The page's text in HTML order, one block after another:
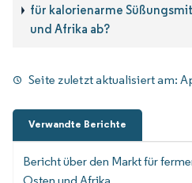
für kalorienarme
und Afrika ab?
Seite zuletzt aktualisiert am:
Verwandte Berichte
Bericht über den Markt für